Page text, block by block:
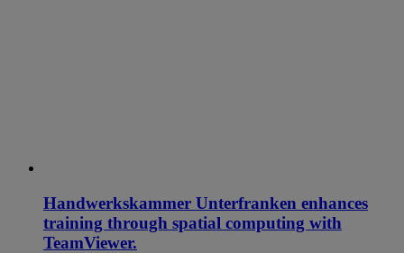
Handwerkskammer Unterfranken enhances
training through spatial computing with
TeamViewer.